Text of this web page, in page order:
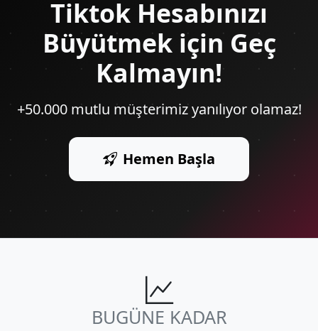
Tiktok Hesabınızı
Büyütmek için Geç
Kalmayın!
+50.000 mutlu müşterimiz yanılıyor olamaz!
Hemen Başla
BUGÜNE KADAR